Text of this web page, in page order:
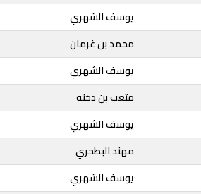
يوسف الشهري
محمد بن غرمان
يوسف الشهري
متعب بن دخنه
يوسف الشهري
مهند البطحري
يوسف الشهري